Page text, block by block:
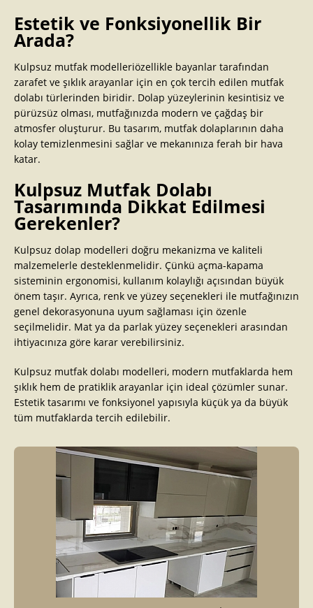
Estetik ve Fonksiyonellik Bir
Arada?
Kulpsuz mutfak modelleriözellikle bayanlar tarafından
zarafet ve şıklık arayanlar için en çok tercih edilen mutfak
dolabı türlerinden biridir. Dolap yüzeylerinin kesintisiz ve
pürüzsüz olması, mutfağınızda modern ve çağdaş bir
atmosfer oluşturur. Bu tasarım, mutfak dolaplarının daha
kolay temizlenmesini sağlar ve mekanınıza ferah bir hava
katar.
Kulpsuz Mutfak Dolabı
Tasarımında Dikkat Edilmesi
Gerekenler?
Kulpsuz dolap modelleri doğru mekanizma ve kaliteli
malzemelerle desteklenmelidir. Çünkü açma-kapama
sisteminin ergonomisi, kullanım kolaylığı açısından büyük
önem taşır. Ayrıca, renk ve yüzey seçenekleri ile mutfağınızın
genel dekorasyonuna uyum sağlaması için özenle
seçilmelidir. Mat ya da parlak yüzey seçenekleri arasından
ihtiyacınıza göre karar verebilirsiniz.
Kulpsuz mutfak dolabı modelleri, modern mutfaklarda hem
şıklık hem de pratiklik arayanlar için ideal çözümler sunar.
Estetik tasarımı ve fonksiyonel yapısıyla küçük ya da büyük
tüm mutfaklarda tercih edilebilir.